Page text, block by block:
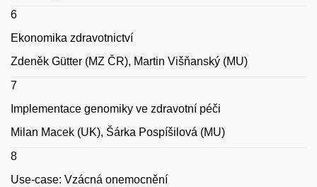
6
Ekonomika zdravotnictví
Zdeněk Gütter (MZ ČR), Martin Višňanský (MU)
7
Implementace genomiky ve zdravotní péči
Milan Macek (UK), Šárka Pospíšilová (MU)
8
Use-case: Vzácná onemocnění